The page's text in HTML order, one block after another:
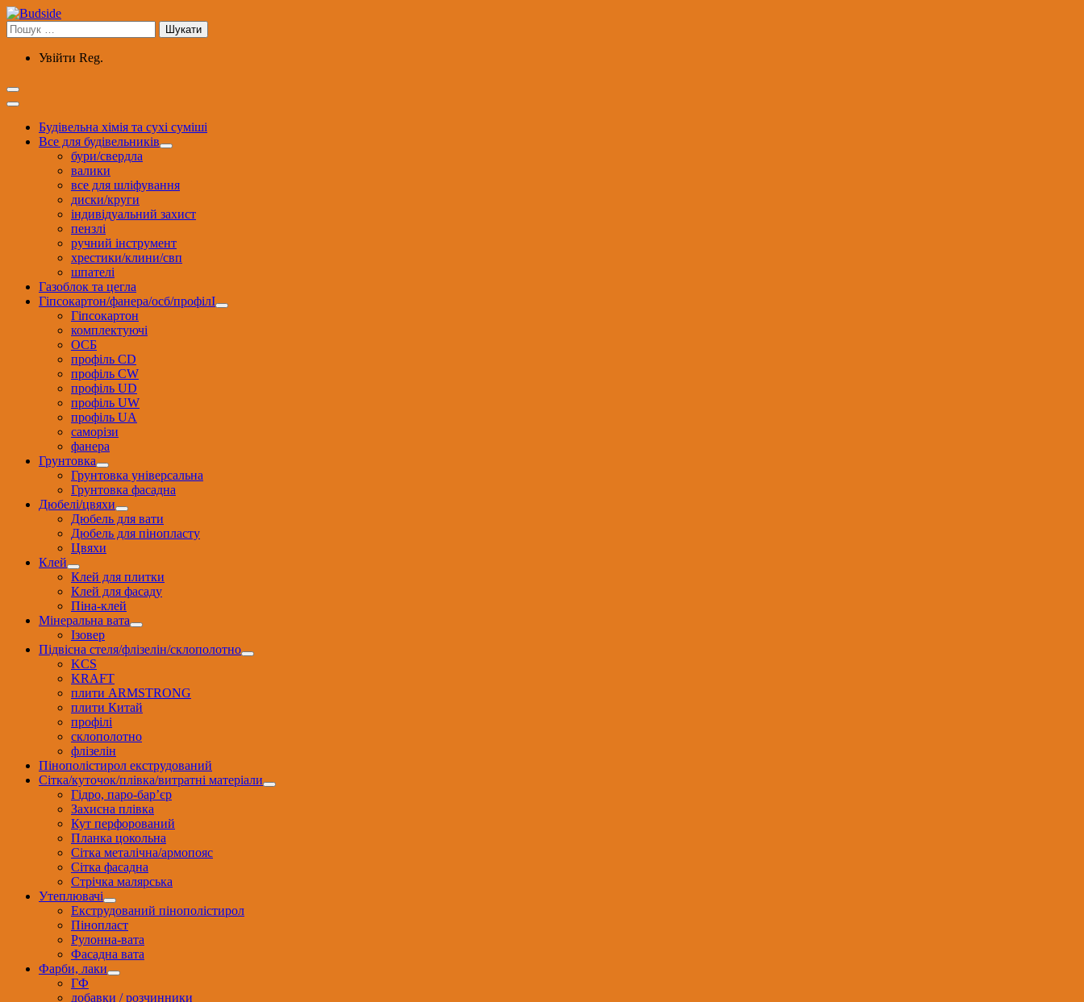
Перейти
до
вмісту
Пошук:
Увійти Reg.
Будівельна хімія та сухі суміші
Все для будівельників
бури/свердла
валики
все для шліфування
диски/круги
індивідуальний захист
пензлі
ручний інструмент
хрестики/клини/свп
шпателі
Газоблок та цегла
Гіпсокартон/фанера/осб/профілІ
Гіпсокартон
комплектуючі
ОСБ
профіль CD
профіль CW
профіль UD
профіль UW
профіль UА
саморізи
фанера
Грунтовка
Грунтовка універсальна
Грунтовка фасадна
Дюбелі/цвяхи
Дюбель для вати
Дюбель для пінопласту
Цвяхи
Клей
Клей для плитки
Клей для фасаду
Піна-клей
Мінеральна вата
Ізовер
Підвісна стеля/флізелін/склополотно
KCS
KRAFT
плити ARMSTRONG
плити Китай
профілі
склополотно
флізелін
Пінополістирол екструдований
Сітка/куточок/плівка/витратні матеріали
Гідро, паро-бар’єр
Захисна плівка
Кут перфорований
Планка цокольна
Сітка металічна/армопояс
Сітка фасадна
Стрічка малярська
Утеплювачі
Екструдований пінополістирол
Пінопласт
Рулонна-вата
Фасадна вата
Фарби, лаки
ГФ
добавки / розчинники